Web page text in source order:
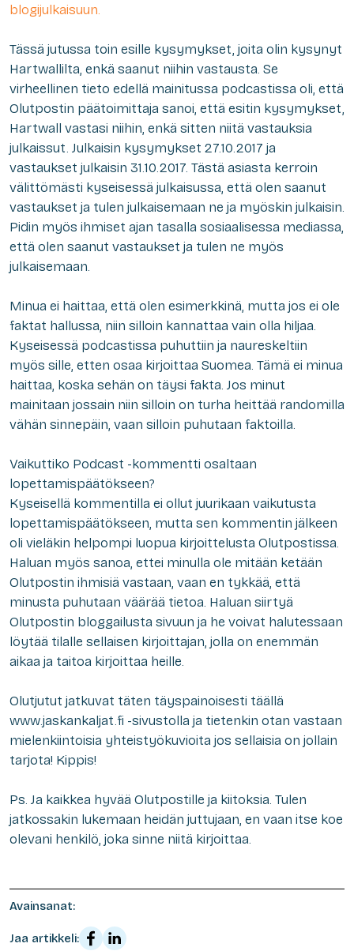
blogijulkaisuun.
Tässä jutussa toin esille kysymykset, joita olin kysynyt
Hartwallilta, enkä saanut niihin vastausta. Se
virheellinen tieto edellä mainitussa podcastissa oli, että
Olutpostin päätoimittaja sanoi, että esitin kysymykset,
Hartwall vastasi niihin, enkä sitten niitä vastauksia
julkaissut. Julkaisin kysymykset 27.10.2017 ja
vastaukset julkaisin 31.10.2017. Tästä asiasta kerroin
välittömästi kyseisessä julkaisussa, että olen saanut
vastaukset ja tulen julkaisemaan ne ja myöskin julkaisin.
Pidin myös ihmiset ajan tasalla sosiaalisessa mediassa,
että olen saanut vastaukset ja tulen ne myös
julkaisemaan.
Minua ei haittaa, että olen esimerkkinä, mutta jos ei ole
faktat hallussa, niin silloin kannattaa vain olla hiljaa.
Kyseisessä podcastissa puhuttiin ja naureskeltiin
myös sille, etten osaa kirjoittaa Suomea. Tämä ei minua
haittaa, koska sehän on täysi fakta. Jos minut
mainitaan jossain niin silloin on turha heittää randomilla
vähän sinnepäin, vaan silloin puhutaan faktoilla.
Vaikuttiko Podcast -kommentti osaltaan
lopettamispäätökseen?
Kyseisellä kommentilla ei ollut juurikaan vaikutusta
lopettamispäätökseen, mutta sen kommentin jälkeen
oli vieläkin helpompi luopua kirjoittelusta Olutpostissa.
Haluan myös sanoa, ettei minulla ole mitään ketään
Olutpostin ihmisiä vastaan, vaan en tykkää, että
minusta puhutaan väärää tietoa. Haluan siirtyä
Olutpostin bloggailusta sivuun ja he voivat halutessaan
löytää tilalle sellaisen kirjoittajan, jolla on enemmän
aikaa ja taitoa kirjoittaa heille.
Olutjutut jatkuvat täten täyspainoisesti täällä
www.jaskankaljat.fi -sivustolla ja tietenkin otan vastaan
mielenkiintoisia yhteistyökuvioita jos sellaisia on jollain
tarjota! Kippis!
Ps. Ja kaikkea hyvää Olutpostille ja kiitoksia. Tulen
jatkossakin lukemaan heidän juttujaan, en vaan itse koe
olevani henkilö, joka sinne niitä kirjoittaa.
Avainsanat:
Jaa artikkeli: